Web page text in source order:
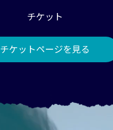
チケット
チケットページを見る